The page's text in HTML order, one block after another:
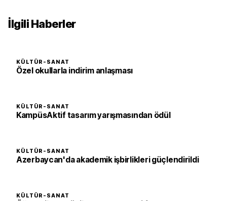
İlgili Haberler
KÜLTÜR-SANAT
Özel okullarla indirim anlaşması
KÜLTÜR-SANAT
KampüsAktif tasarım yarışmasından ödül
KÜLTÜR-SANAT
Azerbaycan'da akademik işbirlikleri güçlendirildi
KÜLTÜR-SANAT